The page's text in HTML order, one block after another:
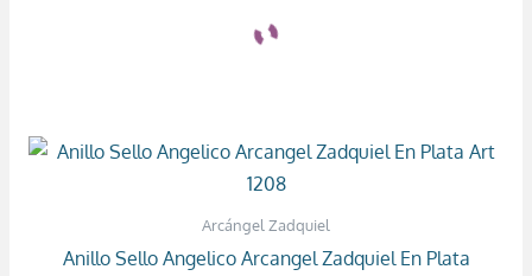
Arcángel Zadquiel
Anillo Sello Angelico Arcangel Zadquiel En Plata